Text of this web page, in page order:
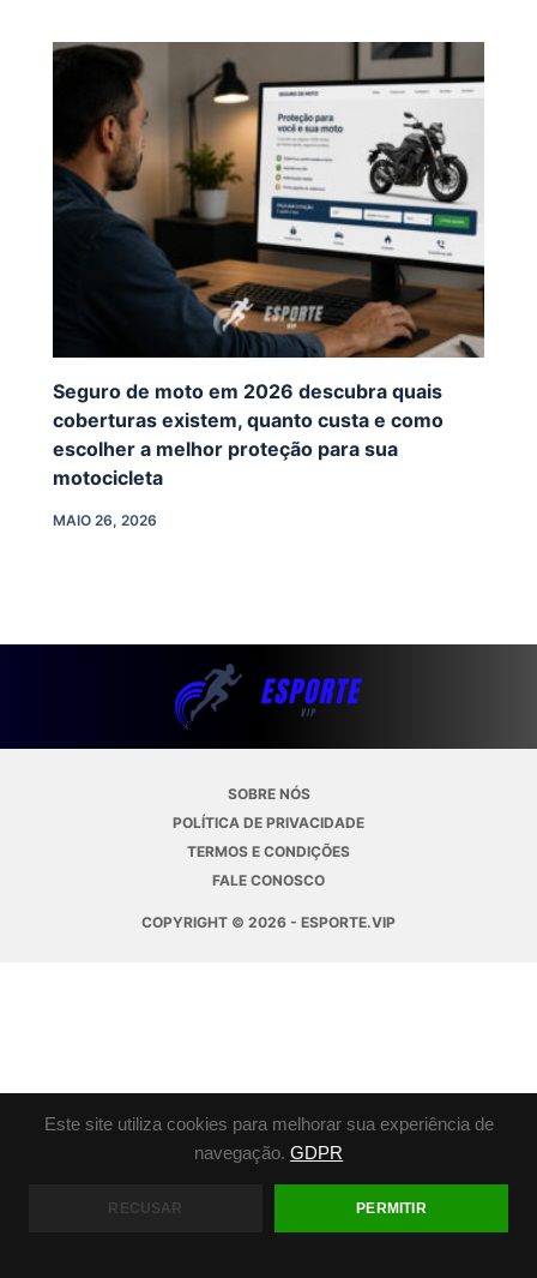
Este site utiliza cookies para melhorar sua experiência de
navegação. GDPR
RECUSAR PERMITIR
Seguro de moto em 2026 descubra quais
coberturas existem, quanto custa e como
escolher a melhor proteção para sua
motocicleta
MAIO 26, 2026
SOBRE NÓS
POLÍTICA DE PRIVACIDADE
TERMOS E CONDIÇÕES
FALE CONOSCO
COPYRIGHT © 2026 - ESPORTE.VIP